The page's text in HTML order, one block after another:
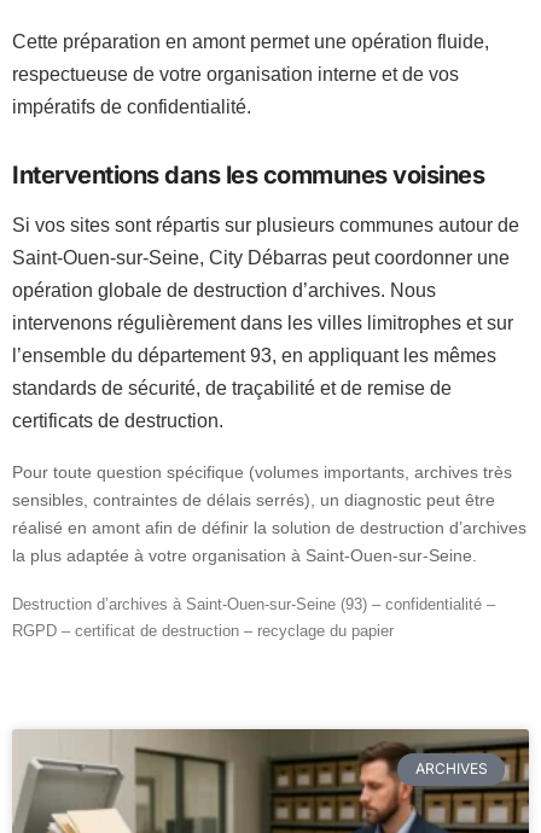
Cette préparation en amont permet une opération fluide,
respectueuse de votre organisation interne et de vos
impératifs de confidentialité.
Interventions dans les communes voisines
Si vos sites sont répartis sur plusieurs communes autour de
Saint-Ouen-sur-Seine, City Débarras peut coordonner une
opération globale de destruction d’archives. Nous
intervenons régulièrement dans les villes limitrophes et sur
l’ensemble du département 93, en appliquant les mêmes
standards de sécurité, de traçabilité et de remise de
certificats de destruction.
Pour toute question spécifique (volumes importants, archives très
sensibles, contraintes de délais serrés), un diagnostic peut être
réalisé en amont afin de définir la solution de destruction d’archives
la plus adaptée à votre organisation à Saint-Ouen-sur-Seine.
Destruction d’archives à Saint-Ouen-sur-Seine (93) – confidentialité –
RGPD – certificat de destruction – recyclage du papier
ARCHIVES